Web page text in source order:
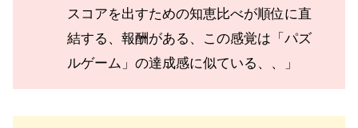
スコアを出すための知恵比べが順位に直
結する、報酬がある、この感覚は「パズ
ルゲーム」の達成感に似ている、、」